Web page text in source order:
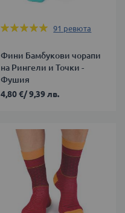
Оценка:
91 ревюта
Фини Бамбукови чорапи
на Рингели и Точки -
Фушия
4,80 €/9,39 лв.